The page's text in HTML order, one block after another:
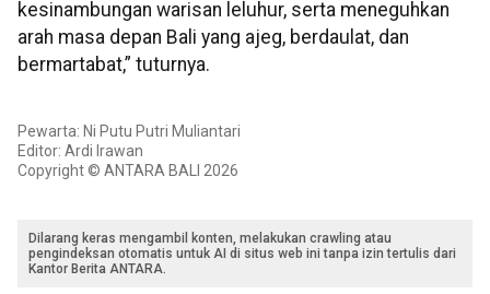
kesinambungan warisan leluhur, serta meneguhkan
arah masa depan Bali yang ajeg, berdaulat, dan
bermartabat,” tuturnya.
Pewarta: Ni Putu Putri Muliantari
Editor: Ardi Irawan
Copyright © ANTARA BALI 2026
Dilarang keras mengambil konten, melakukan crawling atau
pengindeksan otomatis untuk AI di situs web ini tanpa izin tertulis dari
Kantor Berita ANTARA.